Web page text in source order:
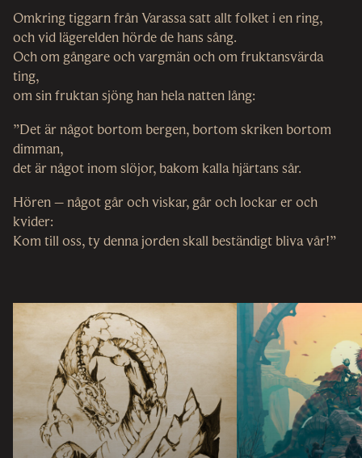
Omkring tiggarn från Varassa satt allt folket i en ring,
och vid lägerelden hörde de hans sång.
Och om gångare och vargmän och om fruktansvärda
ting,
om sin fruktan sjöng han hela natten lång:
”Det är något bortom bergen, bortom skriken bortom
dimman,
det är något inom slöjor, bakom kalla hjärtans sår.
Hören – något går och viskar, går och lockar er och
kvider:
Kom till oss, ty denna jorden skall beständigt bliva vår!”